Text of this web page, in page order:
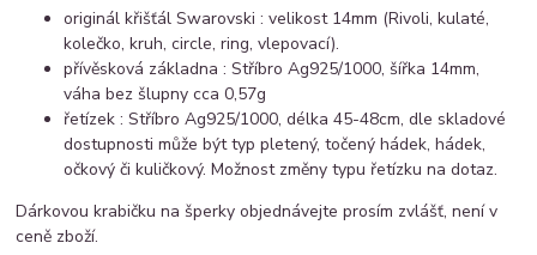
originál křišťál Swarovski : velikost 14mm (Rivoli, kulaté,
kolečko, kruh, circle, ring, vlepovací).
přívěsková základna : Stříbro Ag925/1000, šířka 14mm,
váha bez šlupny cca 0,57g
řetízek : Stříbro Ag925/1000, délka 45-48cm, dle skladové
dostupnosti může být typ pletený, točený hádek, hádek,
očkový či kuličkový. Možnost změny typu řetízku na dotaz.
Dárkovou krabičku na šperky objednávejte prosím zvlášť, není v
ceně zboží.